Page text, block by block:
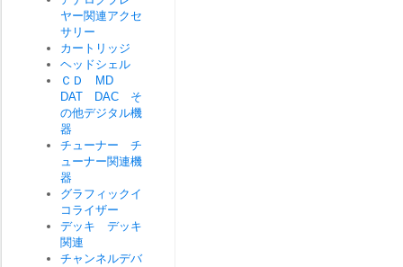
ヤー関連アクセ
サリー
カートリッジ
ヘッドシェル
ＣＤ MD
DAT DAC そ
の他デジタル機
器
チューナー チ
ューナー関連機
器
グラフィックイ
コライザー
デッキ デッキ
関連
チャンネルデバ